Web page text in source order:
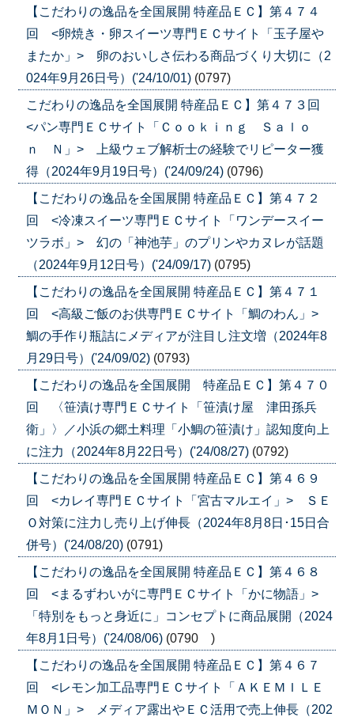
【こだわりの逸品を全国展開 特産品ＥＣ】第４７４
回 <卵焼き・卵スイーツ専門ＥＣサイト「玉子屋や
またか」> 卵のおいしさ伝わる商品づくり大切に（2
024年9月26日号）('24/10/01) (0797)
こだわりの逸品を全国展開 特産品ＥＣ】第４７３回
<パン専門ＥＣサイト「Ｃｏｏｋｉｎｇ Ｓａｌｏ
ｎ Ｎ」> 上級ウェブ解析士の経験でリピーター獲
得（2024年9月19日号）('24/09/24) (0796)
【こだわりの逸品を全国展開 特産品ＥＣ】第４７２
回 <冷凍スイーツ専門ＥＣサイト「ワンデースイー
ツラボ」> 幻の「神池芋」のプリンやカヌレが話題
（2024年9月12日号）('24/09/17) (0795)
【こだわりの逸品を全国展開 特産品ＥＣ】第４７１
回 <高級ご飯のお供専門ＥＣサイト「鯛のわん」>
鯛の手作り瓶詰にメディアが注目し注文増（2024年8
月29日号）('24/09/02) (0793)
【こだわりの逸品を全国展開 特産品ＥＣ】第４７０
回 〈笹漬け専門ＥＣサイト「笹漬け屋 津田孫兵
衛」〉／小浜の郷土料理「小鯛の笹漬け」認知度向上
に注力（2024年8月22日号）('24/08/27) (0792)
【こだわりの逸品を全国展開 特産品ＥＣ】第４６９
回 <カレイ専門ＥＣサイト「宮古マルエイ」> ＳＥ
Ｏ対策に注力し売り上げ伸長（2024年8月8日･15日合
併号）('24/08/20) (0791)
【こだわりの逸品を全国展開 特産品ＥＣ】第４６８
回 <まるずわいがに専門ＥＣサイト「かに物語」>
「特別をもっと身近に」コンセプトに商品展開（2024
年8月1日号）('24/08/06) (0790 )
【こだわりの逸品を全国展開 特産品ＥＣ】第４６７
回 <レモン加工品専門ＥＣサイト「ＡＫＥＭＩＬＥ
ＭＯＮ」> メディア露出やＥＣ活用で売上伸長（202